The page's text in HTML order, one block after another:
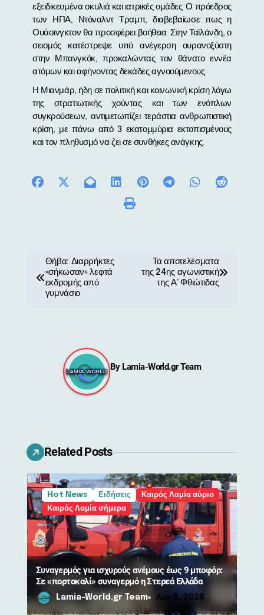
εξειδικευμένα σκυλιά και ιατρικές ομάδες. Ο πρόεδρος
των ΗΠΑ, Ντόναλντ Τραμπ, διαβεβαίωσε πως η
Ουάσινγκτον θα προσφέρει βοήθεια. Στην Ταϊλάνδη, ο
σεισμός κατέστρεψε υπό ανέγερση ουρανοξύστη
στην Μπανγκόκ, προκαλώντας τον θάνατο εννέα
ατόμων και αφήνοντας δεκάδες αγνοούμενους.
Η Μιανμάρ, ήδη σε πολιτική και κοινωνική κρίση λόγω
της στρατιωτικής χούντας και των ενόπλων
συγκρούσεων, αντιμετωπίζει τεράστια ανθρωπιστική
κρίση, με πάνω από 3 εκατομμύρια εκτοπισμένους
και τον πληθυσμό να ζει σε συνθήκες ανάγκης.
ά
ρ
θ
ρ
ω
ν
Θήβα: Διαρρήκτες
«σήκωσαν» λεφτά
εκδρομής από
γυμνάσιο
Τα αποτελέσματα
της 24ης αγωνιστική
της Α’ Φθιώτιδας
By Lamia-World.gr Team
Related Posts
Hot News Ειδήσεις
Καιρός Λαμία αύριο
Καιρός Λαμία σήμερα
Συναγερμός για ισχυρούς ανέμους έως 9 μποφόρ:
Σε «πορτοκαλί» συναγερμό η Στερεά Ελλάδα
Lamia-World.gr Team Αυγ 8, 2026